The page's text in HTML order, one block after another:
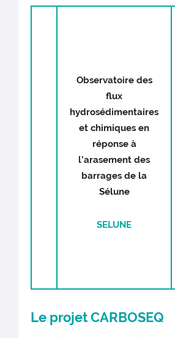
Observatoire des
flux
hydrosédimentaires
et chimiques en
réponse à
l’arasement des
barrages de la
Sélune
SELUNE
Le projet CARBOSEQ